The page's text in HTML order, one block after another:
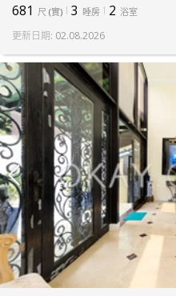
681 尺 (實) 3 睡房 2 浴室
更新日期: 02.08.2026